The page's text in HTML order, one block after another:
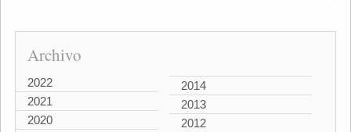
Archivo
2022
2021
2020
2014
2013
2012